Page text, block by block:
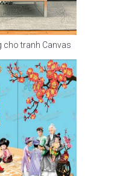
cho tranh Canvas